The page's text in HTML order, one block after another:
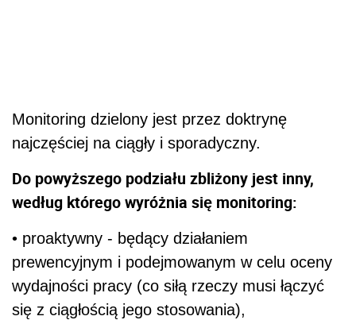
Monitoring dzielony jest przez doktrynę
najczęściej na ciągły i sporadyczny.
Do powyższego podziału zbliżony jest inny,
według którego wyróżnia się monitoring:
• proaktywny - będący działaniem
prewencyjnym i podejmowanym w celu oceny
wydajności pracy (co siłą rzeczy musi łączyć
się z ciągłością jego stosowania),